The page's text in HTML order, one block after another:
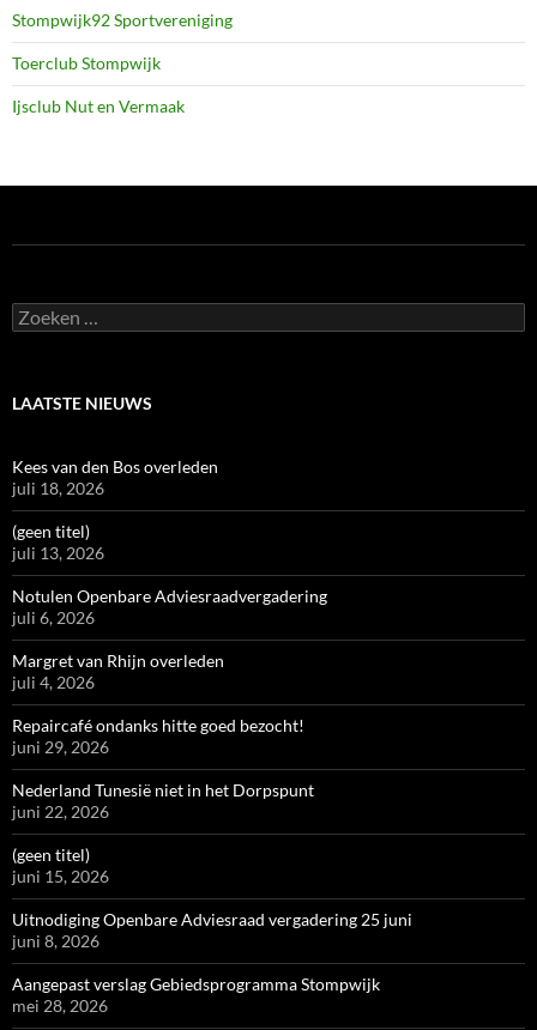
Stompwijk92 Sportvereniging
Toerclub Stompwijk
Ijsclub Nut en Vermaak
Zoeken
naar:
LAATSTE NIEUWS
Kees van den Bos overleden
juli 18, 2026
(geen titel)
juli 13, 2026
Notulen Openbare Adviesraadvergadering
juli 6, 2026
Margret van Rhijn overleden
juli 4, 2026
Repaircafé ondanks hitte goed bezocht!
juni 29, 2026
Nederland Tunesië niet in het Dorpspunt
juni 22, 2026
(geen titel)
juni 15, 2026
Uitnodiging Openbare Adviesraad vergadering 25 juni
juni 8, 2026
Aangepast verslag Gebiedsprogramma Stompwijk
mei 28, 2026